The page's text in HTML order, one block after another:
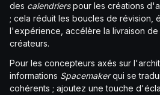
des calendrierspour les créations
; cela réduit les boucles de révision,
l'expérience, accélère la livraison de
créateurs.
Pour les concepteurs axés sur
informations Spacemakerqui se
cohérents ; ajoutez une touche